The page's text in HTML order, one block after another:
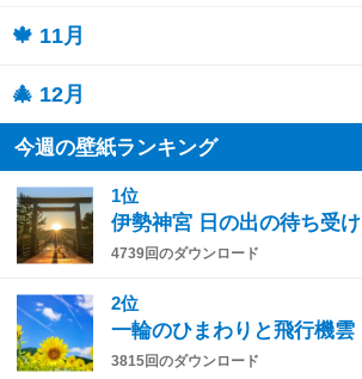
🍁 11月
🎄 12月
今週の壁紙ランキング
1位
伊勢神宮 日の出の待ち受け
4739回のダウンロード
2位
一輪のひまわりと飛行機雲
3815回のダウンロード